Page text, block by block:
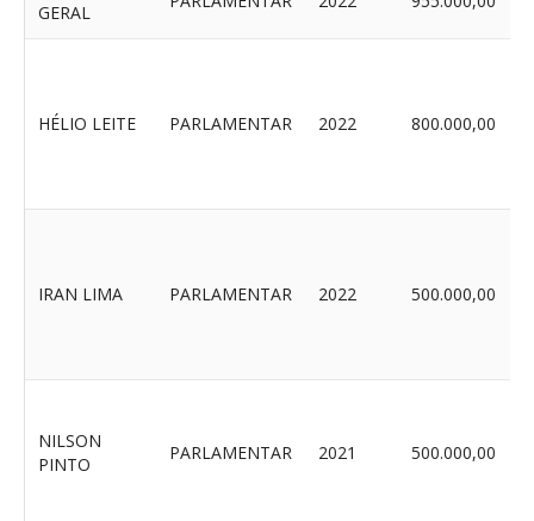
GERAL
HÉLIO LEITE PARLAMENTAR 2022 800.000,00
IRAN LIMA PARLAMENTAR 2022 500.000,00
NILSON
PINTO
PARLAMENTAR 2021 500.000,00